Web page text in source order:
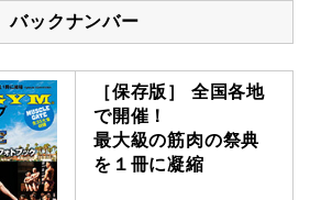
バックナンバー
［保存版］ 全国各地
で開催！
最大級の筋肉の祭典
を１冊に凝縮